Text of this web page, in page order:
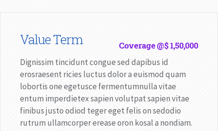
Value Term Coverage @$ 1,50,000
Dignissim tincidunt congue sed dapibus id
erosraesent ricies luctus dolor a euismod quam
lobortis one egetusce fermentumnulla vitae
entum imperdietex sapien volutpat sapien vitae
finibus justo odiod teger eget felis on sedodio
rutrum ullamcorper erease oron kosal a nondiam.